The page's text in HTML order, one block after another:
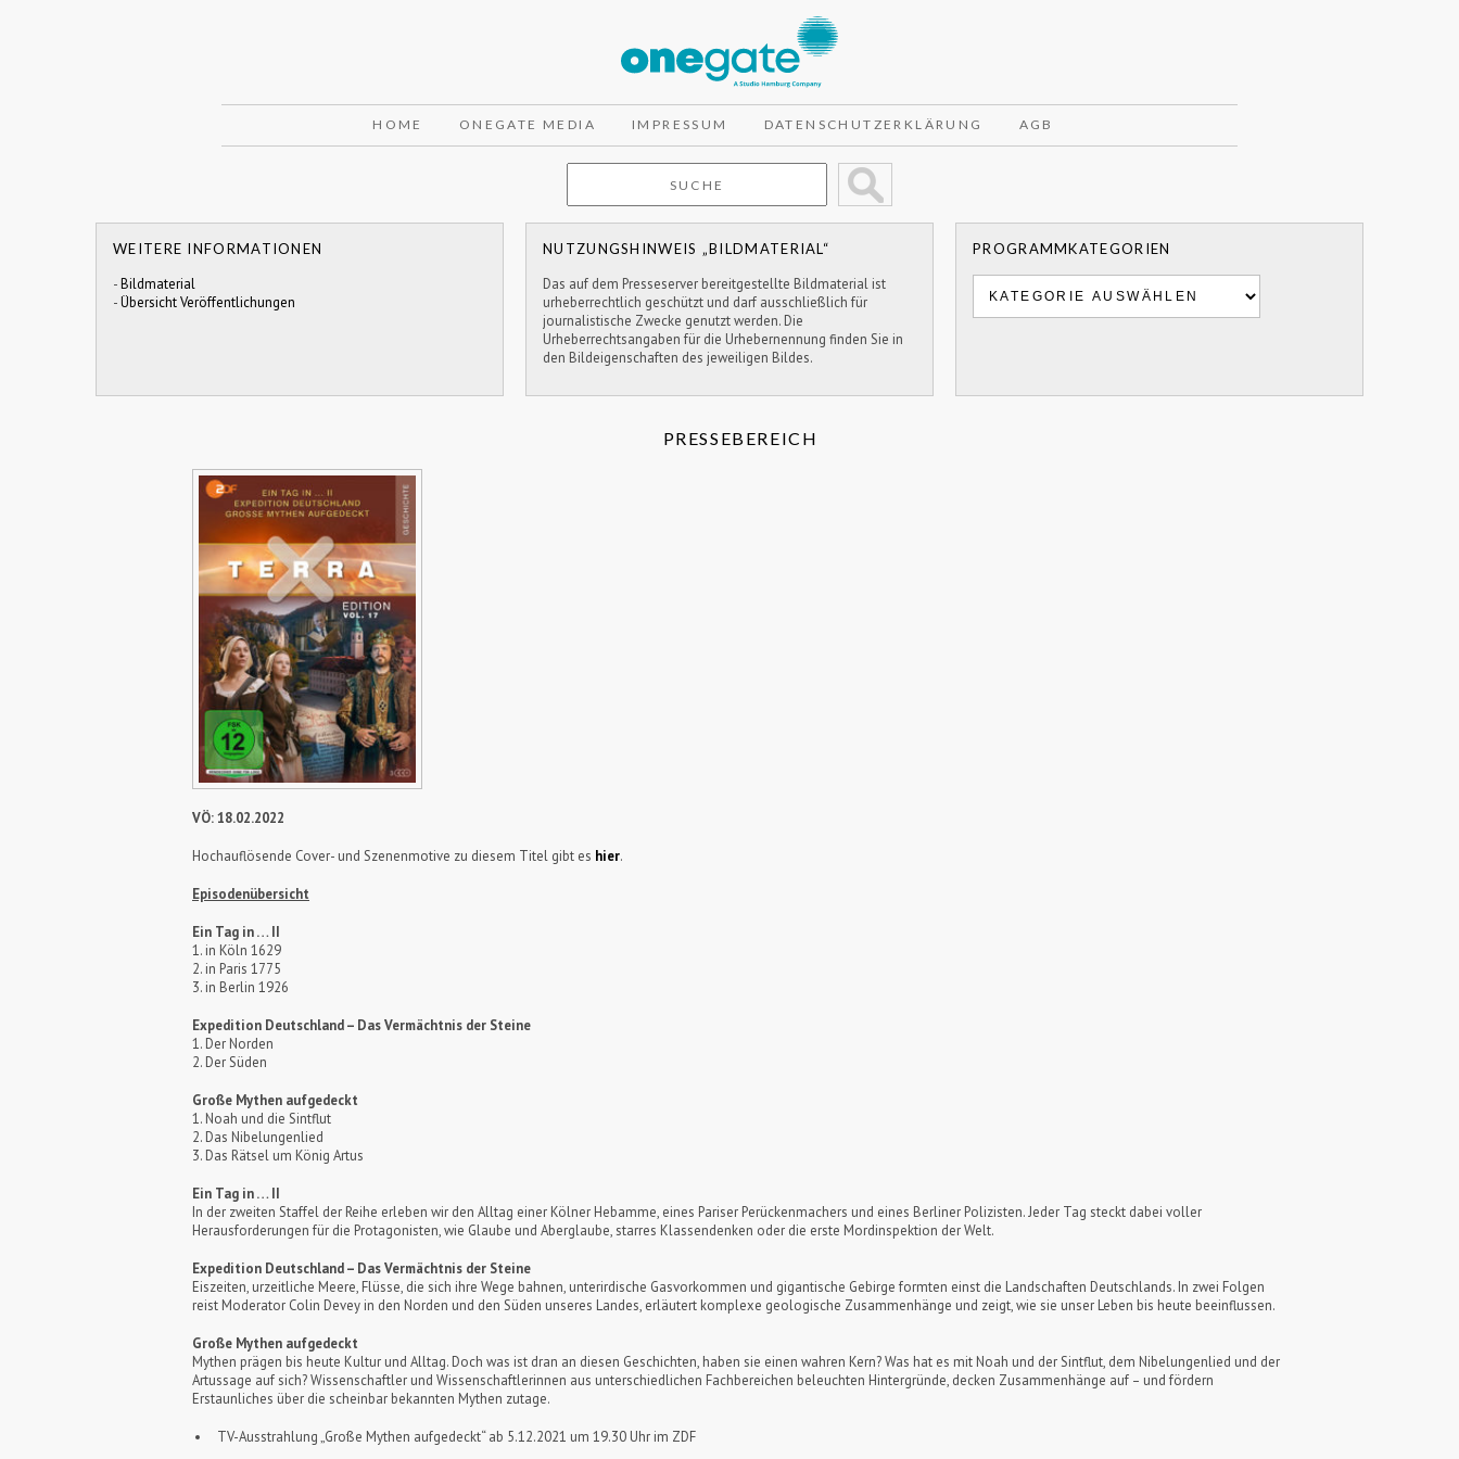
HOME ONEGATE MEDIA IMPRESSUM DATENSCHUTZERKLÄRUNG AGB
WEITERE INFORMATIONEN
-Bildmaterial
-Übersicht Veröffentlichungen
NUTZUNGSHINWEIS „BILDMATERIAL“
Das auf dem Presseserver bereitgestellte Bildmaterial ist
urheberrechtlich geschützt und darf ausschließlich für
journalistische Zwecke genutzt werden. Die
Urheberrechtsangaben für die Urhebernennung finden Sie in
den Bildeigenschaften des jeweiligen Bildes.
PROGRAMMKATEGORIEN
PRESSEBEREICH
VÖ: 18.02.2022
Hochauflösende Cover- und Szenenmotive zu diesem Titel gibt es hier.
Episodenübersicht
Ein Tag in … II
1. in Köln 1629
2. in Paris 1775
3. in Berlin 1926
Expedition Deutschland – Das Vermächtnis der Steine
1. Der Norden
2. Der Süden
Große Mythen aufgedeckt
1. Noah und die Sintflut
2. Das Nibelungenlied
3. Das Rätsel um König Artus
Ein Tag in … II
In der zweiten Staffel der Reihe erleben wir den Alltag einer Kölner Hebamme, eines Pariser Perückenmachers und eines Berliner Polizisten. Jeder Tag steckt dabei voller
Herausforderungen für die Protagonisten, wie Glaube und Aberglaube, starres Klassendenken oder die erste Mordinspektion der Welt.
Expedition Deutschland – Das Vermächtnis der Steine
Eiszeiten, urzeitliche Meere, Flüsse, die sich ihre Wege bahnen, unterirdische Gasvorkommen und gigantische Gebirge formten einst die Landschaften Deutschlands. In zwei Folgen
reist Moderator Colin Devey in den Norden und den Süden unseres Landes, erläutert komplexe geologische Zusammenhänge und zeigt, wie sie unser Leben bis heute beeinflussen.
Große Mythen aufgedeckt
Mythen prägen bis heute Kultur und Alltag. Doch was ist dran an diesen Geschichten, haben sie einen wahren Kern? Was hat es mit Noah und der Sintflut, dem Nibelungenlied und der
Artussage auf sich? Wissenschaftler und Wissenschaftlerinnen aus unterschiedlichen Fachbereichen beleuchten Hintergründe, decken Zusammenhänge auf – und fördern
Erstaunliches über die scheinbar bekannten Mythen zutage.
TV-Ausstrahlung „Große Mythen aufgedeckt“ ab 5.12.2021 um 19.30 Uhr im ZDF